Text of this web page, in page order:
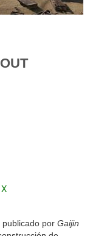
publicado porGaijin